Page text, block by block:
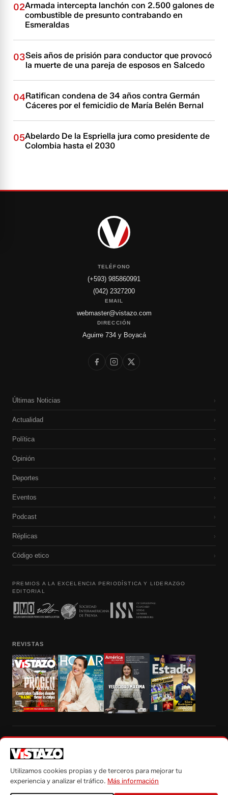
02Armada intercepta lanchón con 2.500 galones de
combustible de presunto contrabando en
Esmeraldas
03Seis años de prisión para conductor que provocó
la muerte de una pareja de esposos en Salcedo
04Ratifican condena de 34 años contra Germán
Cáceres por el femicidio de María Belén Bernal
05Abelardo De la Espriella jura como presidente de
Colombia hasta el 2030
TELÉFONO
(+593) 985860991
(042) 2327200
EMAIL
webmaster@vistazo.com
DIRECCIÓN
Aguirre 734 y Boyacá
Últimas Noticias ›
Actualidad ›
Política ›
Opinión ›
Deportes ›
Eventos ›
Podcast ›
Réplicas ›
Código etico ›
PREMIOS A LA EXCELENCIA PERIODÍSTICA Y LIDERAZGO
EDITORIAL
REVISTAS
autorización escrita de su titular, de todos los contenidos de Vistazo.com.
Utilizamos cookies propias y de terceros para mejorar tu
experiencia y analizar el tráfico. Más información